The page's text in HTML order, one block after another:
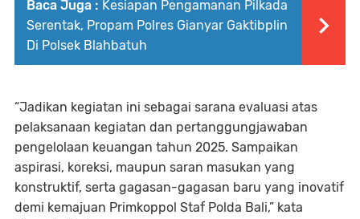
Baca Juga : Kesiapan Pengamanan Pilkada
Serentak, Propam Polres Gianyar Gaktibplin
Di Polsek Blahbatuh
“Jadikan kegiatan ini sebagai sarana evaluasi atas
pelaksanaan kegiatan dan pertanggungjawaban
pengelolaan keuangan tahun 2025. Sampaikan
aspirasi, koreksi, maupun saran masukan yang
konstruktif, serta gagasan-gagasan baru yang inovatif
demi kemajuan Primkoppol Staf Polda Bali,” kata